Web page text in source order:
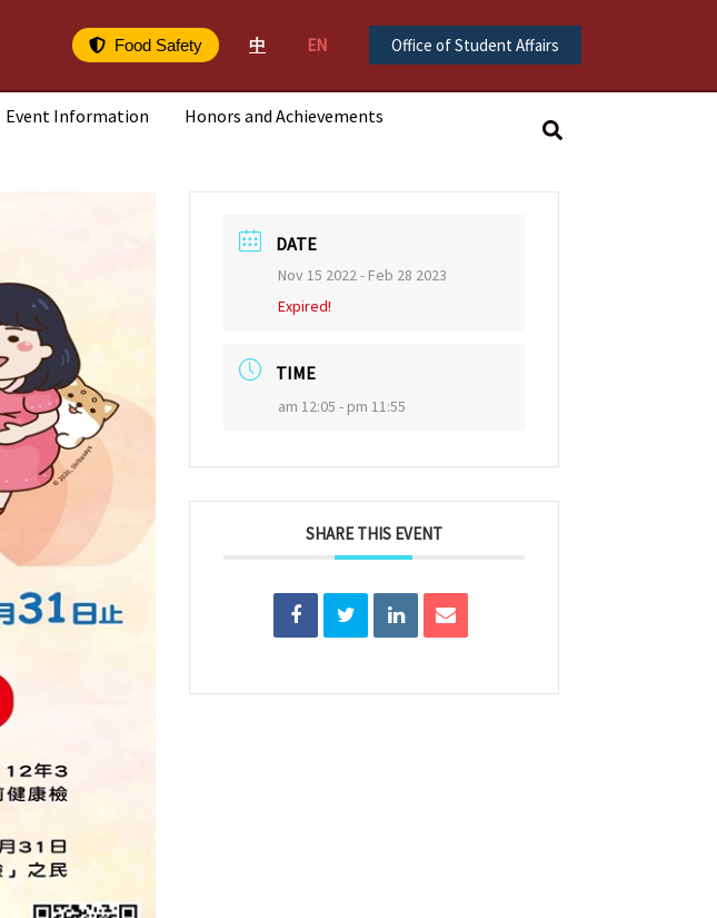
Food Safety 中 EN Office of Student Affairs
Event Information
Honors and Achievements
搜
DATE
Nov 15 2022 - Feb 28 2023
Expired!
TIME
am 12:05 - pm 11:55
SHARE THIS EVENT